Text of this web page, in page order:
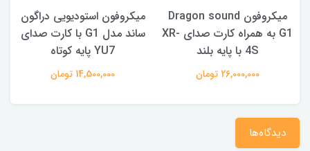
میکروفون Dragon sound
G1 به همراه کارت صدای XR-
4S با پایه بلند
26,000,000 تومان
میکروفون استودیویی دراگون
ساند مدل G1 با کارت صدای
YU7 پایه کوتاه
14,500,000 تومان
دیدگاه‌ها